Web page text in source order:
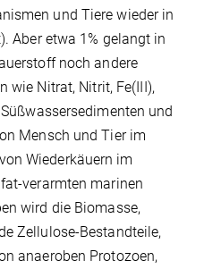
und Tiere wieder in
Aber etwa 1% gelangt in
noch andere
wie Nitrat, Nitrit, Fe(III),
und
Mensch und Tier im
Wiederkäuern im
verarmten marinen
wird die Biomasse,
Zellulose-Bestandteile,
anaeroben Protozoen,